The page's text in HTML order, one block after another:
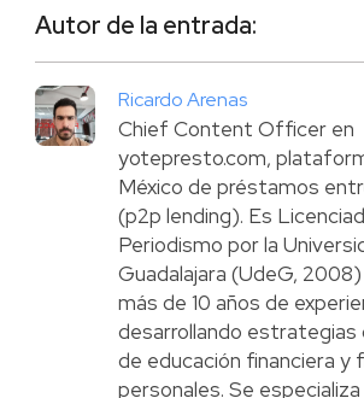
Autor de la entrada:
Ricardo Arenas
Chief Content Officer en
yotepresto.com,
México de préstamos
(p2p lending). Es
Periodismo por la
Guadalajara (UdeG,
más de 10 años de
desarrollando estrategias
de educación financiera y
personales. Se